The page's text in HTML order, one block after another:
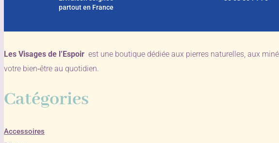
partout en France
Les Visages de l’Espoir est une boutique dédiée aux pierres naturelles, aux
votre bien‑être au quotidien.
Catégories
Accessoires